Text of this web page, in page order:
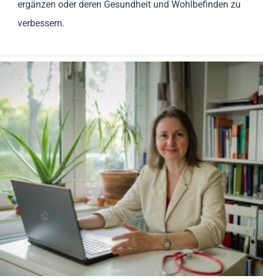
ergänzen oder deren Gesundheit und Wohlbefinden zu
verbessern.